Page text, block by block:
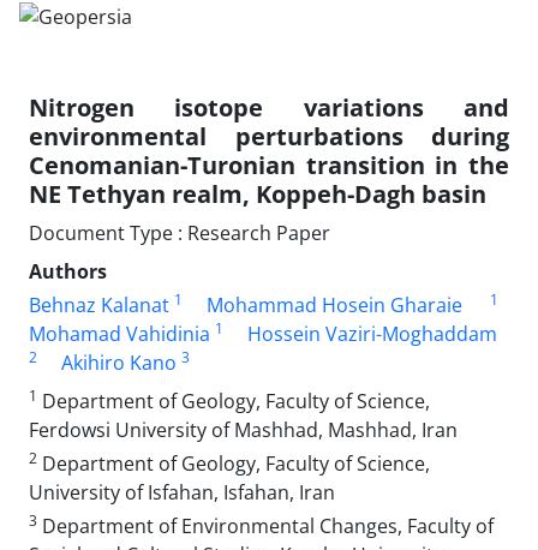
Nitrogen isotope variations and
environmental perturbations during
Cenomanian-Turonian transition in the
NE Tethyan realm, Koppeh-Dagh basin
Document Type : Research Paper
Authors
Behnaz Kalanat 1 Mohammad Hosein Gharaie 1
Mohamad Vahidinia 1 Hossein Vaziri-Moghaddam
2 Akihiro Kano 3
1 Department of Geology, Faculty of Science,
Ferdowsi University of Mashhad, Mashhad, Iran
2 Department of Geology, Faculty of Science,
University of Isfahan, Isfahan, Iran
3 Department of Environmental Changes, Faculty of